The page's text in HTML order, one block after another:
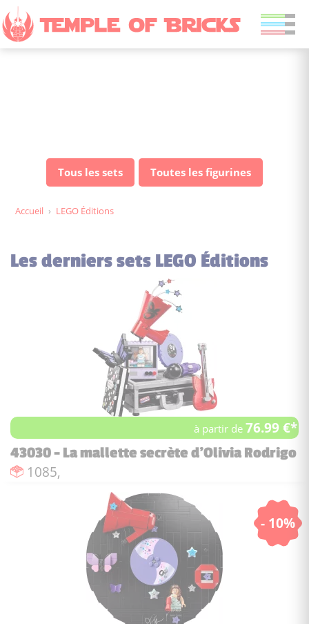
Tous les sets Toutes les figurines
Accueil › LEGO Éditions
Les derniers sets LEGO Éditions
à partir de76.99 €*
43030 - La mallette secrète d'Olivia Rodrigo
Nombre de pièces :
1085,
- 10%